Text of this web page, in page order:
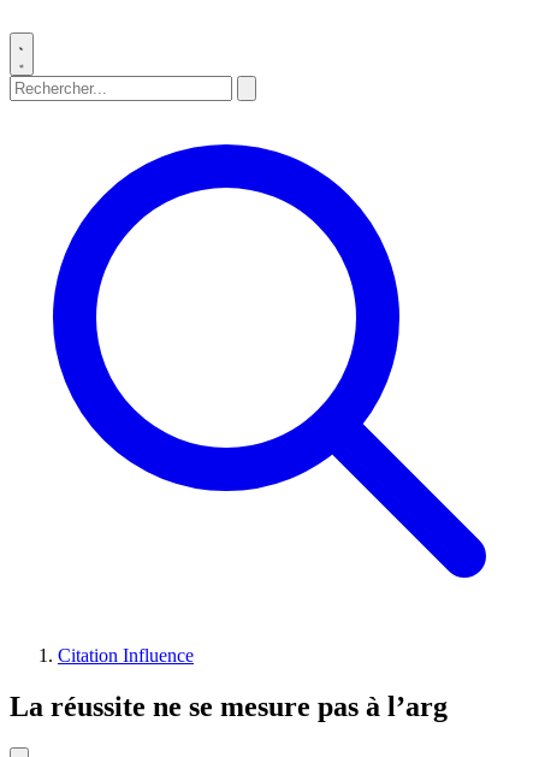
Citation Influence
La réussite ne se mesure pas à l’arg